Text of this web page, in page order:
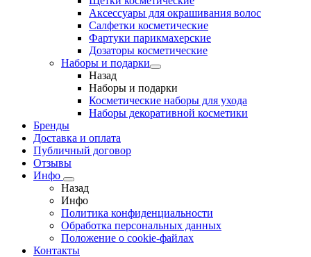
Аксессуары для окрашивания волос
Салфетки косметические
Фартуки парикмахерские
Дозаторы косметические
Наборы и подарки
Назад
Наборы и подарки
Косметические наборы для ухода
Наборы декоративной косметики
Бренды
Доставка и оплата
Публичный договор
Отзывы
Инфо
Назад
Инфо
Политика конфиденциальности
Обработка персональных данных
Положение о cookie-файлах
Контакты